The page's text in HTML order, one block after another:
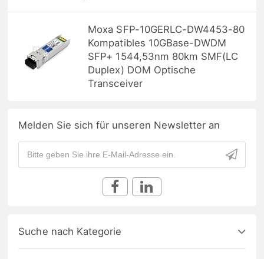
Moxa SFP-10GERLC-DW4453-80
Kompatibles 10GBase-DWDM
SFP+ 1544,53nm 80km SMF(LC
Duplex) DOM Optische
Transceiver
Melden Sie sich für unseren Newsletter an
Suche nach Kategorie